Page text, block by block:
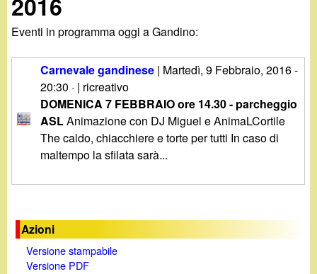
.
g
n
i
n
r
i
c
e
r
c
Eventi in programma oggi a Gandino:
Carnevale gandinese | Martedì, 9 Febbraio, 2016 -
20:30 · | ricreativo
DOMENICA 7 FEBBRAIO ore 14.30 - parcheggio
ASLAnimazione con DJ Miguel e AnimaLCortile
The caldo, chiacchiere e torte per tutti In caso di
maltempo la sfilata sarà...
Azioni
Versione stampabile
Versione PDF